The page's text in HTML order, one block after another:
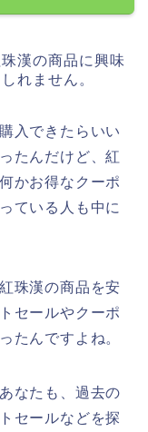
漢の商品に興味
れません。
入できたらいい
たんだけど、紅
かお得なクーポ
ている人も中に
珠漢の商品を安
セールやクーポ
たんですよね。
なたも、過去の
セールなどを探